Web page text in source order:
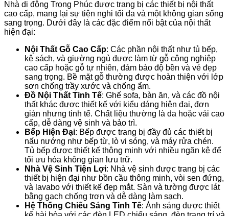
Nhà di động Trọng Phúc được trang bị các thiết bị nội thất
cao cấp, mang lại sự tiện nghi tối đa và một không gian sống
sang trọng. Dưới đây là các đặc điểm nổi bật của nội thất
hiện đại:
Nội Thất Gỗ Cao Cấp: Các phần nội thất như tủ bếp,
kệ sách, và giường ngủ được làm từ gỗ công nghiệp
cao cấp hoặc gỗ tự nhiên, đảm bảo độ bền và vẻ đẹp
sang trọng. Bề mặt gỗ thường được hoàn thiện với lớp
sơn chống trầy xước và chống ẩm.
Đồ Nội Thất Tinh Tế: Ghế sofa, bàn ăn, và các đồ nội
thất khác được thiết kế với kiểu dáng hiện đại, đơn
giản nhưng tinh tế. Chất liệu thường là da hoặc vải cao
cấp, dễ dàng vệ sinh và bảo trì.
Bếp Hiện Đại: Bếp được trang bị đầy đủ các thiết bị
nấu nướng như bếp từ, lò vi sóng, và máy rửa chén.
Tủ bếp được thiết kế thông minh với nhiều ngăn kệ để
tối ưu hóa không gian lưu trữ.
Nhà Vệ Sinh Tiện Lợi: Nhà vệ sinh được trang bị các
thiết bị hiện đại như bồn cầu thông minh, vòi sen đứng,
và lavabo với thiết kế đẹp mắt. Sàn và tường được lát
bằng gạch chống trơn và dễ dàng làm sạch.
Hệ Thống Chiếu Sáng Tinh Tế: Ánh sáng được thiết